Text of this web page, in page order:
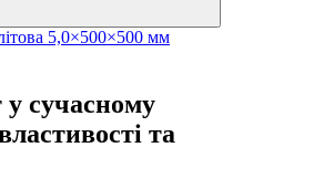
5,0×500×500 мм
у сучасному
та